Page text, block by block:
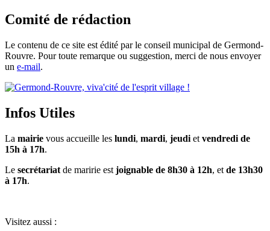
Comité de rédaction
Le contenu de ce site est édité par le conseil municipal de Germond-
Rouvre. Pour toute remarque ou suggestion, merci de nous envoyer
un e-mail.
Infos Utiles
La mairie vous accueille les lundi, mardi, jeudi et vendredi de
15h à 17h.
Le secrétariat de maririe est joignable de 8h30 à 12h, et de 13h30
à 17h.
Visitez aussi :